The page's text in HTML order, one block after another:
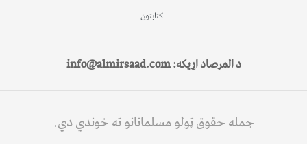
کتابتون
د المرصاد اړیکه: info@almirsaad.com
جمله حقوق ټولو مسلمانانو ته خوندي دي.